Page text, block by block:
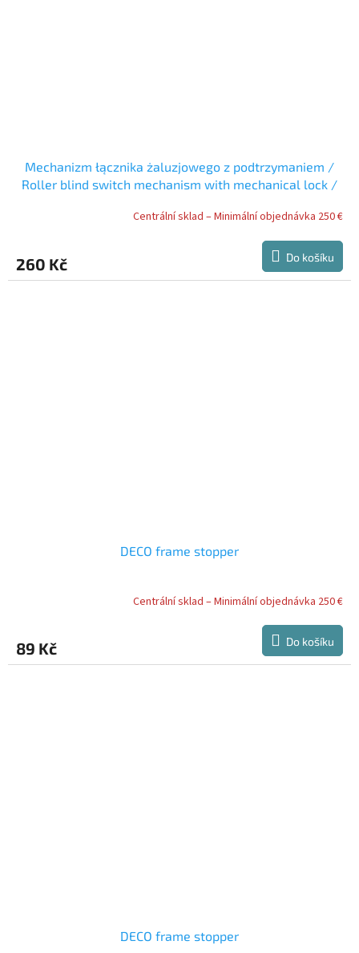
Mechanizm łącznika żaluzjowego z podtrzymaniem /
Roller blind switch mechanism with mechanical lock /
? ?????????
Centrální sklad – Minimální objednávka 250 €
260 Kč Do košíku
DECO frame stopper
Centrální sklad – Minimální objednávka 250 €
89 Kč Do košíku
DECO frame stopper